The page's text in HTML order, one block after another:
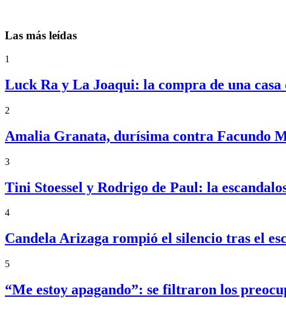
Las más leídas
1
Luck Ra y La Joaqui: la compra de una casa
2
Amalia Granata, durísima contra Facundo
3
Tini Stoessel y Rodrigo de Paul: la
4
Candela Arizaga rompió el silencio tras el
5
“Me estoy apagando”: se filtraron los